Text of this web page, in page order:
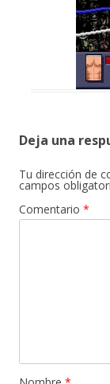
Deja una
Tu dirección de
campos
Comentario *